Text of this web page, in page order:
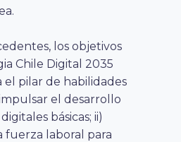
los objetivos
Chile Digital 2035
el pilar de habilidades
el desarrollo
básicas; ii)
fuerza laboral para